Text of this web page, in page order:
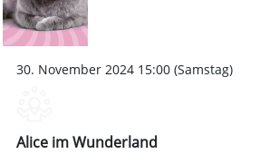
30. November 2024 15:00 (Samstag)
Alice im Wunderland